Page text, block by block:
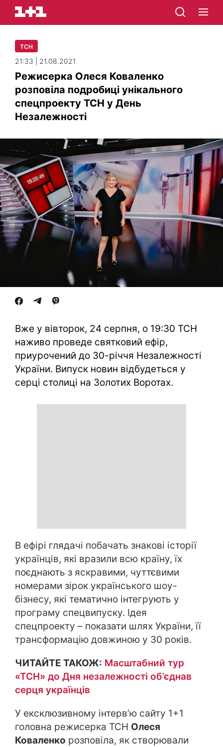
ТСН
21:33 | 21.08.2021
Режисерка Олеся Коваленко
розповіла подробиці унікального
спецпроекту ТСН у День
Незалежності
Вже у вівторок, 24 серпня, о 19:30 ТСН
наживо проведе святковий ефір,
приурочений до 30-річчя Незалежності
України. Випуск новин відбудеться у
серці столиці на Золотих Воротах.
В ефірі глядачі побачать знакові історії
українців, які вразили всю країну, їх
поєднають з яскравими, чуттєвими
номерами зірок українського шоу-
бізнесу, які тематично інтегрують у
програму спецвипуску. Ідея
спецпроекту – показати шлях України, її
трансформацію довжиною у 30 років.
ЧИТАЙТЕ ТАКОЖ: Масштабний тур
«ТСН» до Дня незалежності об’єднав
серця українців
У ексклюзивному інтерв’ю сайту 1+1
головна режисерка ТСН Олеся
Коваленко розповіла, як створювали